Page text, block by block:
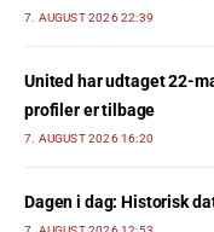
7. AUGUST 2026 22:39
United har udtaget 22-
profiler er tilbage
7. AUGUST 2026 16:20
Dagen i dag: Historisk